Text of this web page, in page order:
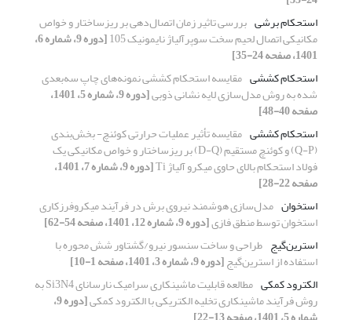
استحکام برشی بررسی تاثیر زمان اتصال‌‌دهی بر ریزساختار و خواص
مکانیکی اتصال لحیم سخت سوپرآلیاژ نایمونیک 105 [دوره 9، شماره 6،
1401، صفحه 24-35]
استحکام کششی مقایسه استحکام کششی نمونه‌های چاپ سه‌بعدی
شده به روش مدل‌سازی لایه نشانی ذوبی [دوره 9، شماره 5، 1401،
صفحه 40-48]
استحکام کششی مقایسه تأثیر عملیات حرارتی کوئنچ- بخش‌بندی
(Q-P) و کوئنچ مستقیم (D-Q) بر ریزساختار و خواص مکانیکی یک
فولاد استحکام بالای حاوی میکرو آلیاژ Ti [دوره 9، شماره 7، 1401،
صفحه 22-28]
استخوان مدل‌سازی هوشمند نیروی برش در فرآیند میکروفرزکاری
استخوان توسط منطق فازی[دوره 9، شماره 12، 1401، صفحه 54-62]
استرین‌گیج طراحی و ساخت سنسور نیرو/گشتاور شش محوره با
استفاده از استرین‌گیج[دوره 9، شماره 3، 1401، صفحه 1-10]
الکترود کمکی
مطالعه قابلیت ماشینکاری سرامیک نارسانای Si3N4 به
روش فرآیند ماشینکاری تخلیه الکتریکی با الکترود کمکی [دوره 9،